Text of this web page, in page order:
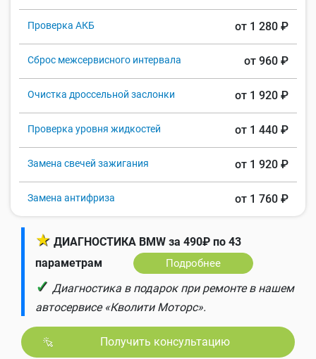
Проверка АКБ от 1 280 ₽
Сброс межсервисного интервала от 960 ₽
Очистка дроссельной заслонки от 1 920 ₽
Проверка уровня жидкостей от 1 440 ₽
Замена свечей зажигания от 1 920 ₽
Замена антифриза от 1 760 ₽
★ ДИАГНОСТИКА BMW за 490₽ по 43
параметрам
Подробнее
✓ Диагностика в подарок при ремонте в нашем
автосервисе «Кволити Моторс».
Получить консультацию